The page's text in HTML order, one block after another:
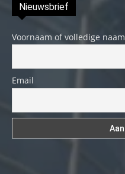
Nieuwsbrief
Voornaam of volledige naam
Email